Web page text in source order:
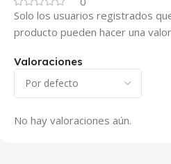
Valoraciones
No hay valoraciones aún.
Solo los usuarios registrados
producto pueden hacer una